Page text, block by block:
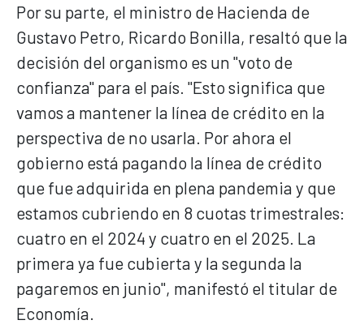
Por su parte, el ministro de Hacienda de
Gustavo Petro, Ricardo Bonilla, resaltó que la
decisión del organismo es un "voto de
confianza" para el país. "Esto significa que
vamos a mantener la línea de crédito en la
perspectiva de no usarla. Por ahora el
gobierno está pagando la línea de crédito
que fue adquirida en plena pandemia y que
estamos cubriendo en 8 cuotas trimestrales:
cuatro en el 2024 y cuatro en el 2025. La
primera ya fue cubierta y la segunda la
pagaremos en junio", manifestó el titular de
Economía.